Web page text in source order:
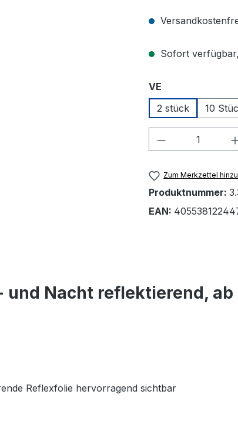
Sofort
VE
2 stück
10
Produkt
Zum Merkzettel
Produktnummer:
EAN:
Nacht reflektierend,
Reflexfolie hervorragend sichtbar